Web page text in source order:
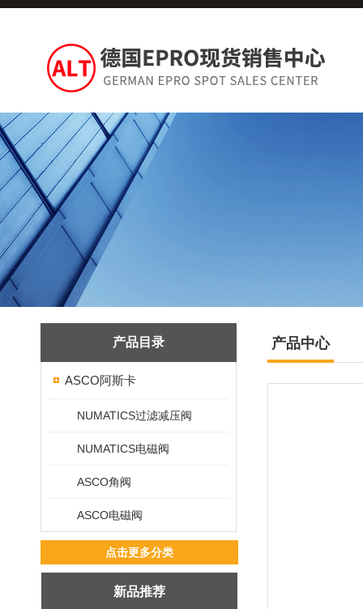
产品目录
ASCO阿斯卡
NUMATICS过滤减压阀
NUMATICS电磁阀
ASCO角阀
ASCO电磁阀
点击更多分类
新品推荐
产品中心